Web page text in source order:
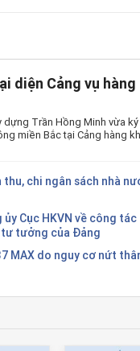
diện Cảng vụ
dựng Trần Hồng Minh vừa
miền Bắc tại Cảng hàng
chi ngân sách nhà
Cục HKVN về công tác
tư tưởng của Đảng
MAX do nguy cơ nứt